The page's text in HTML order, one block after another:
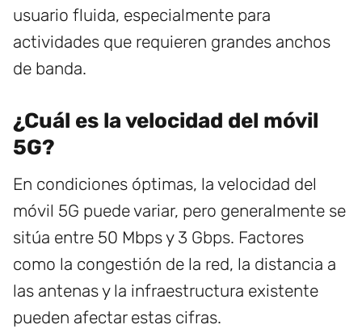
usuario fluida, especialmente para
actividades que requieren grandes anchos
de banda.
¿Cuál es la velocidad del móvil
5G?
En condiciones óptimas, la velocidad del
móvil 5G puede variar, pero generalmente se
sitúa entre 50 Mbps y 3 Gbps. Factores
como la congestión de la red, la distancia a
las antenas y la infraestructura existente
pueden afectar estas cifras.